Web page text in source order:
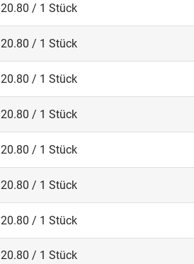
20.80 / 1 Stück
20.80 / 1 Stück
20.80 / 1 Stück
20.80 / 1 Stück
20.80 / 1 Stück
20.80 / 1 Stück
20.80 / 1 Stück
20.80 / 1 Stück